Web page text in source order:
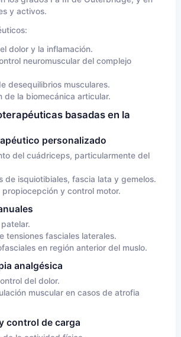
y activos.
dolor y la inflamación.
neuromuscular del complejo
desequilibrios musculares.
de la biomecánica articular.
basadas en la
personalizado
del cuádriceps, particularmente del
de isquiotibiales, fascia lata y gemelos.
propiocepción y control motor.
tensiones fasciales laterales.
en región anterior del muslo.
analgésica
del dolor.
muscular en casos de atrofia
control de carga